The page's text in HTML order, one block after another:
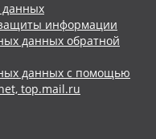
данных
информации
данных обратной
данных с помощью
top.mail.ru